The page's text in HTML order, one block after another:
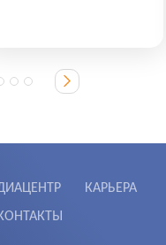
КАРЬЕРА